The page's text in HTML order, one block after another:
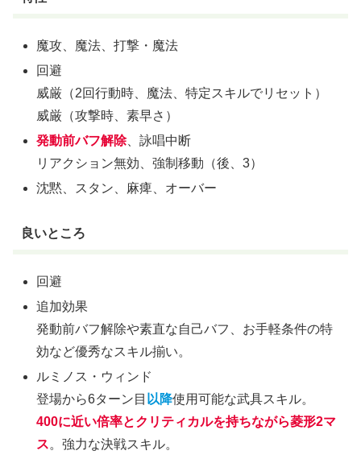
魔攻、魔法、打撃・魔法
回避
威厳（2回行動時、魔法、特定スキルでリセット）
威厳（攻撃時、素早さ）
発動前バフ解除、詠唱中断
リアクション無効、強制移動（後、3）
沈黙、スタン、麻痺、オーバー
良いところ
回避
追加効果
発動前バフ解除や素直な自己バフ、お手軽条件の特
効など優秀なスキル揃い。
ルミノス・ウィンド
登場から6ターン目 以降使用可能な武具スキル。
400に近い倍率とクリティカルを持ちながら菱形2マ
ス。強力な決戦スキル。